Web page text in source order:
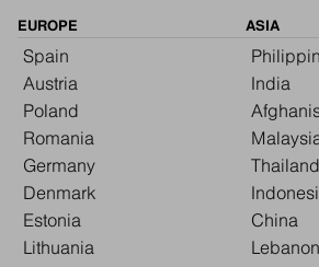
EUROPE
Spain
Austria
Poland
Romania
Germany
Denmark
Estonia
Lithuania
ASIA
India
Thailand
China
Lebanon